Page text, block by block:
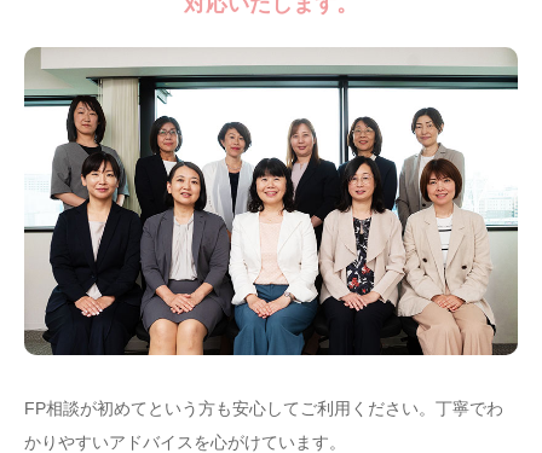
FP相談が初めてという方も安心してご利用ください。 丁寧でわ
かりやすいアドバイスを心がけています。